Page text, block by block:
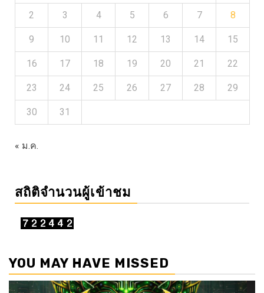
2 3 4 5 6 7 8
9 10 11 12 13 14 15
16 17 18 19 20 21 22
23 24 25 26 27 28 29
30 31
« ม.ค.
สถิติจำนวนผู้เข้าชม
YOU MAY HAVE MISSED